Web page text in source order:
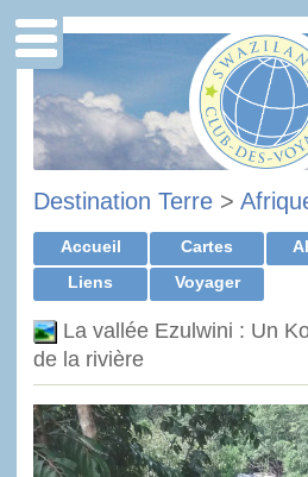
Destination Terre >
Accueil Cartes
Liens
Voyager
La vallée Ezulwini : Un
de la rivière